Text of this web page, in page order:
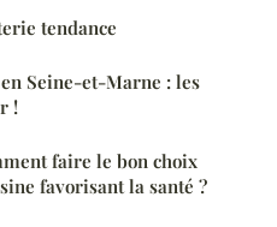
tendance
Seine-et-Marne : les
!
faire le bon choix
favorisant la santé ?